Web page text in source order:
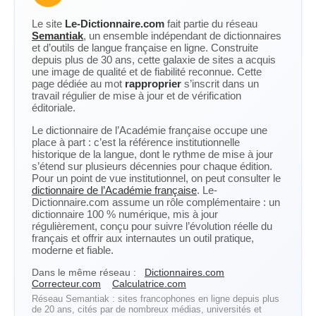
Le site Le-Dictionnaire.com fait partie du réseau
Semantiak, un ensemble indépendant de dictionnaires
et d’outils de langue française en ligne. Construite
depuis plus de 30 ans, cette galaxie de sites a acquis
une image de qualité et de fiabilité reconnue. Cette
page dédiée au mot rapproprier s’inscrit dans un
travail régulier de mise à jour et de vérification
éditoriale.
Le dictionnaire de l’Académie française occupe une
place à part : c’est la référence institutionnelle
historique de la langue, dont le rythme de mise à jour
s’étend sur plusieurs décennies pour chaque édition.
Pour un point de vue institutionnel, on peut consulter le
dictionnaire de l’Académie française. Le-
Dictionnaire.com assume un rôle complémentaire : un
dictionnaire 100 % numérique, mis à jour
régulièrement, conçu pour suivre l’évolution réelle du
français et offrir aux internautes un outil pratique,
moderne et fiable.
Dans le même réseau :
Dictionnaires.com
Correcteur.com
Calculatrice.com
Réseau Semantiak : sites francophones en ligne depuis plus
de 20 ans, cités par de nombreux médias, universités et